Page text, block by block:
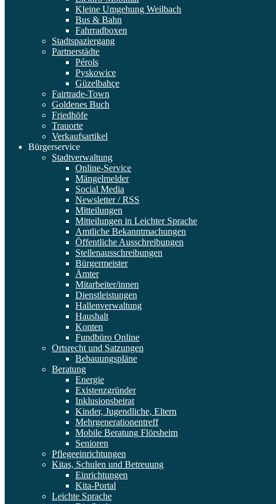
Kleine Umgehung Weilbach
Bus & Bahn
Fahrradboxen
Stadtspaziergang
Partnerstädte
Pérols
Pyskowice
Güzelbahçe
Fairtrade-Town
Goldenes Buch
Friedhöfe
Trauorte
Verkaufsartikel
Bürgerservice
Stadtverwaltung
Online-Service
Mängelmelder
Social Media
Newsletter / RSS
Mitteilungen
Mitteilungen in Leichter Sprache
Amtliche Bekanntmachungen
Öffentliche Ausschreibungen
Stellenausschreibungen
Bürgermeister
Ämter
Mitarbeiter/innen
Dienstleistungen
Hallenverwaltung
Haushalt
Konten
Fundbüro Online
Ortsrecht und Satzungen
Bebauungspläne
Beratung
Energie
Existenzgründer
Inklusionsbeirat
Kinder, Jugendliche, Eltern
Mehrgenerationentreff
Mobile Beratung Flörsheim
Senioren
Pflegeeinrichtungen
Kitas, Schulen und Betreuung
Einrichtungen
Kita-Portal
Leichte Sprache